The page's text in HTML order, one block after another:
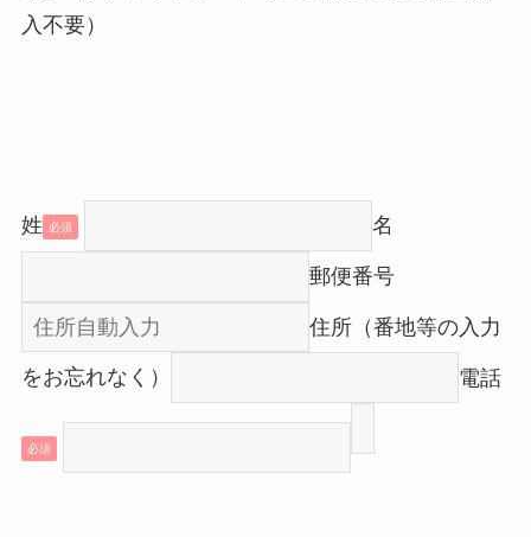
入不要）
姓 必須 名
郵便番号
住所（番地等の入力
をお忘れなく） 電話
必須